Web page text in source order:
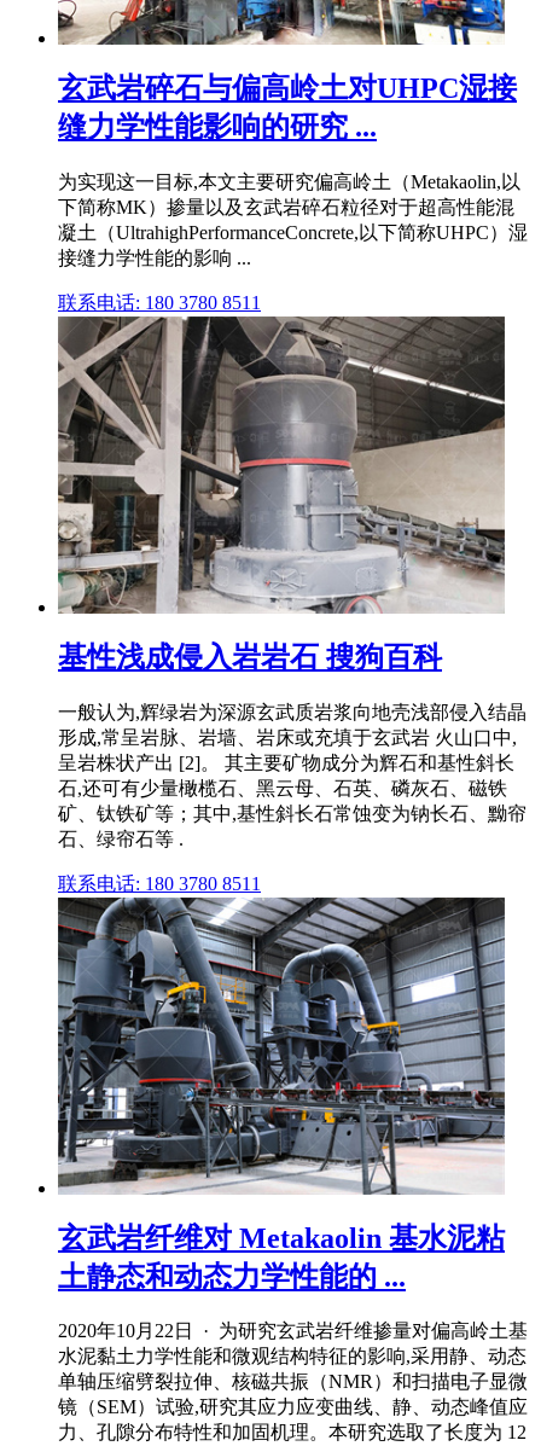
玄武岩碎石与偏高岭土对UHPC湿接
缝力学性能影响的研究 ...
为实现这一目标,本文主要研究偏高岭土（Metakaolin,以
下简称MK）掺量以及玄武岩碎石粒径对于超高性能混
凝土（UltrahighPerformanceConcrete,以下简称UHPC）湿
接缝力学性能的影响 ...
联系电话: 180 3780 8511
基性浅成侵入岩岩石 搜狗百科
一般认为,辉绿岩为深源玄武质岩浆向地壳浅部侵入结晶
形成,常呈岩脉、岩墙、岩床或充填于玄武岩 火山口中,
呈岩株状产出 [2]。 其主要矿物成分为辉石和基性斜长
石,还可有少量橄榄石、黑云母、石英、磷灰石、磁铁
矿、钛铁矿等；其中,基性斜长石常蚀变为钠长石、黝帘
石、绿帘石等 .
联系电话: 180 3780 8511
玄武岩纤维对 Metakaolin 基水泥粘
土静态和动态力学性能的 ...
2020年10月22日 · 为研究玄武岩纤维掺量对偏高岭土基
水泥黏土力学性能和微观结构特征的影响,采用静、动态
单轴压缩劈裂拉伸、核磁共振（NMR）和扫描电子显微
镜（SEM）试验,研究其应力应变曲线、静、动态峰值应
力、孔隙分布特性和加固机理。本研究选取了长度为 12